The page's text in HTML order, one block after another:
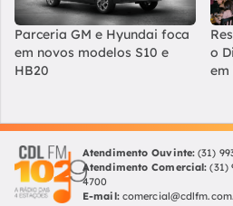
Parceria GM e Hyundai foca
em novos modelos S10 e
HB20
o
em
Atendimento Ouvinte: (31)
Atendimento Comercial: (31)
4700
E-mail: